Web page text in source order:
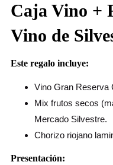
Caja Vino +
Vino de
Este regalo incluye:
Vino Gran Reserva
Mix frutos secos
Mercado Silvestre.
Chorizo riojano
Presentación: